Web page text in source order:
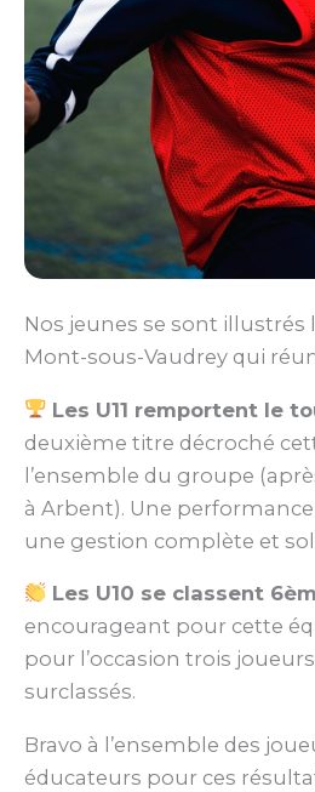
Nos jeunes se sont
Mont-sous-Vaudrey qui
Les U11 remportent le
deuxième titre décroché
l’ensemble du groupe
à Arbent). Une
une gestion complète et
Les U10 se classent
encourageant pour cette
pour l’occasion trois
surclassés.
Bravo à l’ensemble des
éducateurs pour ces